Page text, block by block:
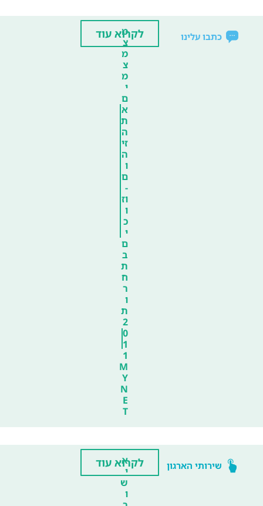
כתבו עלינו
מ
צ
מ
צ
מ
י
ם
א
ת
ה
זי
ה
ו
ם
-
וז
ו
כ
י
ם
ב
ת
ח
ר
ו
ת
2
0
1
1
M
Y
N
E
T
לקרוא עוד
שירותי הארגון
א
י
ש
ו
לקרוא עוד